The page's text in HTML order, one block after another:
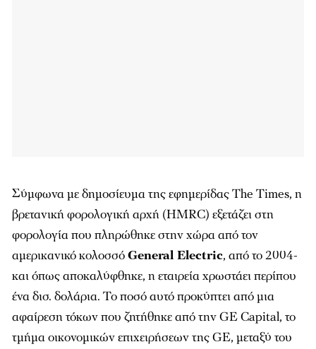
Σύμφωνα με δημοσίευμα της εφημερίδαςThe Times, η
βρετανική φορολογική αρχή (HMRC) εξετάζει στη
φορολογία που πληρώθηκε στην χώρα από τον
αμερικανικό κολοσσόGeneral Electric, από το 2004-
και όπως αποκαλύφθηκε, η εταιρεία χρωστάει περίπου
ένα δισ. δολάρια. Το ποσό αυτό προκύπτει από μια
αφαίρεση τόκων που ζητήθηκε από την GE Capital, το
τμήμα οικονομικών επιχειρήσεων της GE, μεταξύ του